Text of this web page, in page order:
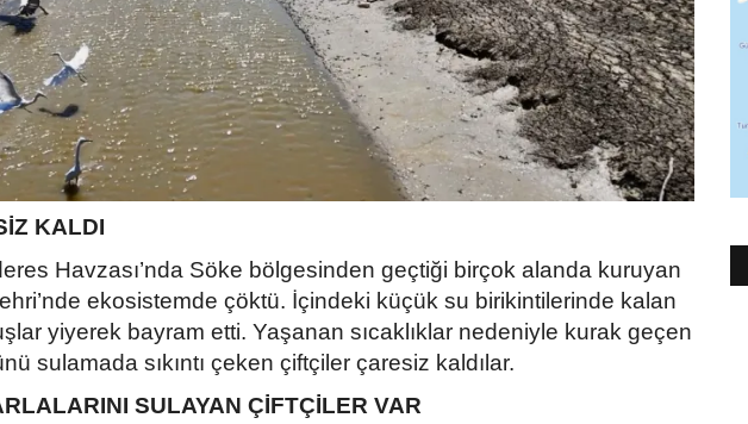
KALDI
Havzası’nda Söke bölgesinden geçtiği birçok alanda kuruyan
ekosistemde çöktü. İçindeki küçük su birikintilerinde kalan
yiyerek bayram etti. Yaşanan sıcaklıklar nedeniyle kurak geçen
sulamada sıkıntı çeken çiftçiler çaresiz kaldılar.
SULAYAN ÇİFTÇİLER VAR